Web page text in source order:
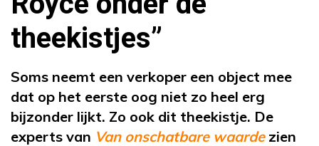
theekistjes”
Soms neemt een verkoper een object mee
dat op het eerste oog niet zo heel erg
bijzonder lijkt. Zo ook dit theekistje. De
experts van Van onschatbare waardezien